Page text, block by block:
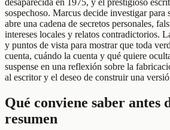
sospechoso. Marcus decide investigar para
abre una cadena de secretos personales,
intereses locales y relatos contradictorios.
y puntos de vista para mostrar que toda
cuenta, cuándo la cuenta y qué quiere
suspense en una reflexión sobre la
al escritor y el deseo de construir una
Qué conviene saber antes
resumen